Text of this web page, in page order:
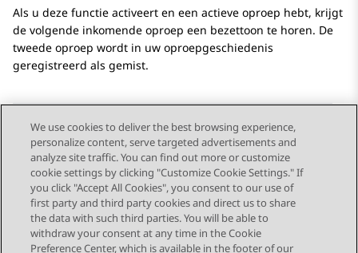
Als u deze functie activeert en een actieve oproep hebt, krijgt
de volgende inkomende oproep een bezettoon te horen. De
tweede oproep wordt in uw oproepgeschiedenis
geregistreerd als gemist.
Send Feedback
Topic navigation
Vorig onderwerp Volgend onderwerp
We use cookies to deliver the best browsing experience,
personalize content, serve targeted advertisements and
analyze site traffic. You can find out more or customize
cookie settings by clicking "Customize Cookie Settings." If
you click "Accept All Cookies", you consent to our use of
first party and third party cookies and direct us to share
the data with such third parties. You will be able to
withdraw your consent at any time in the Cookie
Preference Center, which is available in the footer of our